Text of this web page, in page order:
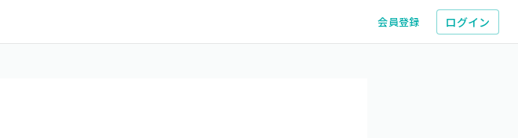
会員登録 ログイン